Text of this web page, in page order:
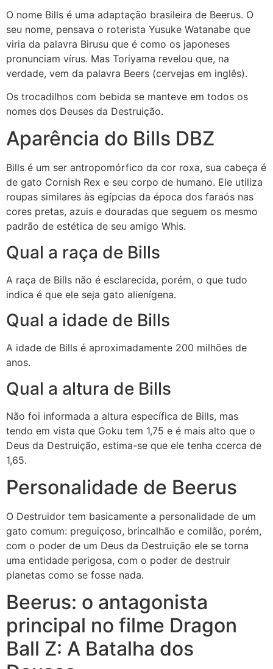
O nome Bills é uma adaptação brasileira de Beerus. O
seu nome, pensava o roterista Yusuke Watanabe que
viria da palavra Birusu que é como os japoneses
pronunciam vírus. Mas Toriyama revelou que, na
verdade, vem da palavra Beers (cervejas em inglês).
Os trocadilhos com bebida se manteve em todos os
nomes dos Deuses da Destruição.
Aparência do Bills DBZ
Bills é um ser antropomórfico da cor roxa, sua cabeça é
de gato Cornish Rex e seu corpo de humano. Ele utiliza
roupas similares às egípcias da época dos faraós nas
cores pretas, azuis e douradas que seguem os mesmo
padrão de estética de seu amigo Whis.
Qual a raça de Bills
A raça de Bills não é esclarecida, porém, o que tudo
indica é que ele seja gato alienígena.
Qual a idade de Bills
A idade de Bills é aproximadamente 200 milhões de
anos.
Qual a altura de Bills
Não foi informada a altura específica de Bills, mas
tendo em vista que Goku tem 1,75 e é mais alto que o
Deus da Destruição, estima-se que ele tenha ccerca de
1,65.
Personalidade de Beerus
O Destruidor tem basicamente a personalidade de um
gato comum: preguiçoso, brincalhão e comilão, porém,
com o poder de um Deus da Destruição ele se torna
uma entidade perigosa, com o poder de destruir
planetas como se fosse nada.
Beerus: o antagonista
principal no filme Dragon
Ball Z: A Batalha dos